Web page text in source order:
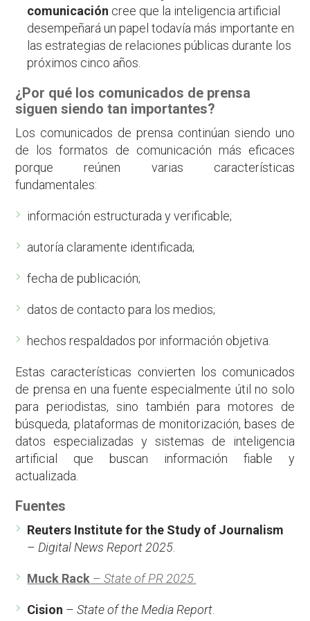
comunicación cree que la inteligencia artificial
desempeñará un papel todavía más importante en
las estrategias de relaciones públicas durante los
próximos cinco años.
¿Por qué los comunicados de prensa
siguen siendo tan importantes?
Los comunicados de prensa continúan siendo uno
de los formatos de comunicación más eficaces
porque reúnen varias características
fundamentales:
información estructurada y verificable;
autoría claramente identificada;
fecha de publicación;
datos de contacto para los medios;
hechos respaldados por información objetiva.
Estas características convierten los comunicados
de prensa en una fuente especialmente útil no solo
para periodistas, sino también para motores de
búsqueda, plataformas de monitorización, bases de
datos especializadas y sistemas de inteligencia
artificial que buscan información fiable y
actualizada.
Fuentes
Reuters Institute for the Study of Journalism
– Digital News Report 2025
Muck Rack –State of PR 2025
Cision –State of the Media Report